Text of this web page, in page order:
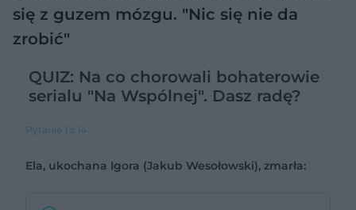
się z guzem mózgu. "Nic się nie da
zrobić"
QUIZ: Na co chorowali bohaterowie
serialu "Na Wspólnej". Dasz radę?
Pytanie 1 z 14
Ela, ukochana Igora (Jakub Wesołowski), zmarła: